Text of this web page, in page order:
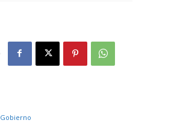
Gobierno